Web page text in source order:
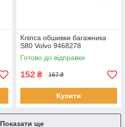
Кліпса обшивки багажника
S80 Volvo 9468278
Готово до відправки
152 ₴ 167 ₴
Купити
Показати ще